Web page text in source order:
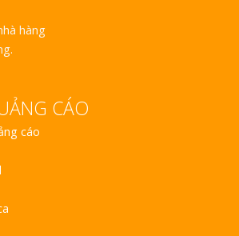
hàng
CÁO
cáo